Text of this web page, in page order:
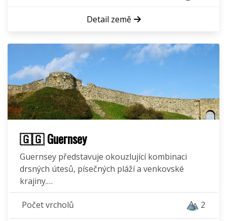
Detail země
🇬🇬 Guernsey
Guernsey představuje okouzlující kombinaci
drsných útesů, písečných pláží a venkovské
krajiny.…
Počet vrcholů 2